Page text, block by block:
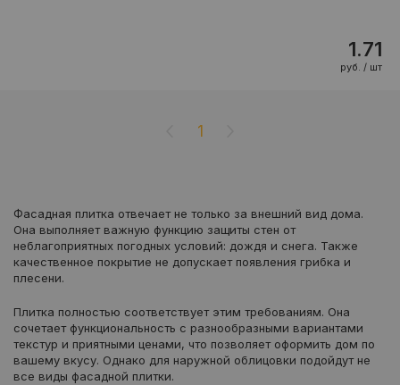
1.71
руб. / шт
1
Фасадная плитка отвечает не только за внешний вид дома.
Она выполняет важную функцию защиты стен от
неблагоприятных погодных условий: дождя и снега. Также
качественное покрытие не допускает появления грибка и
плесени.
Плитка полностью соответствует этим требованиям. Она
сочетает функциональность с разнообразными вариантами
текстур и приятными ценами, что позволяет оформить дом по
вашему вкусу. Однако для наружной облицовки подойдут не
все виды фасадной плитки.